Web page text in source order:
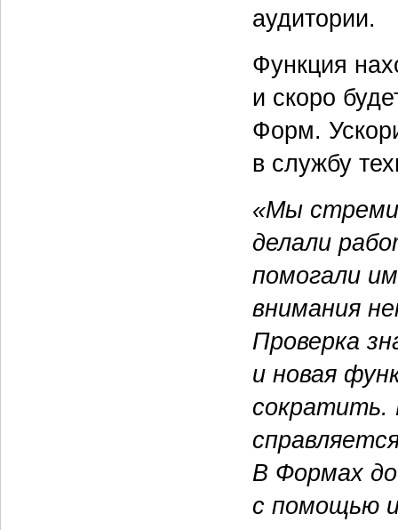
аудитории.
Функция
и скоро
Форм.
в службу
«Мы
делали
помогали
внимания
Проверка
и новая
сократить.
В Формах
с помощью